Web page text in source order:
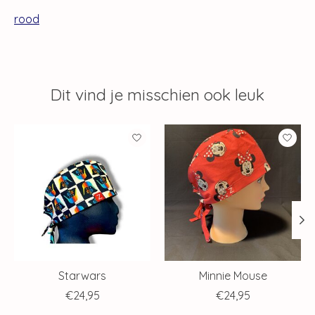
rood
Dit vind je misschien ook leuk
Items van productcarrousel
Starwars
€24,95
Minnie Mouse
€24,95